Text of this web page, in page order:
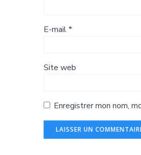
E-mail*
Site web
Enregistrer mon nom,